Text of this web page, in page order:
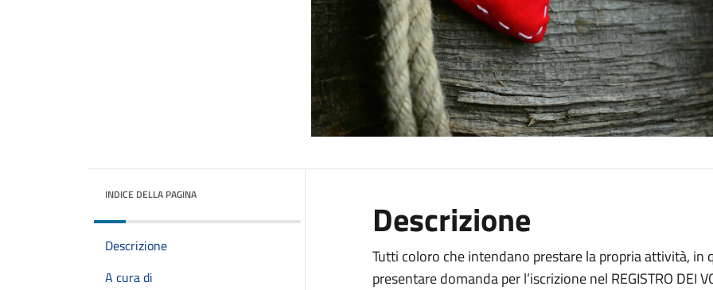
INDICE DELLA PAGINA
Descrizione
A cura di
Descrizione
Tutti coloro che intendano prestare la propria attività,
presentare domanda per l’iscrizione nel REGISTRO DEI